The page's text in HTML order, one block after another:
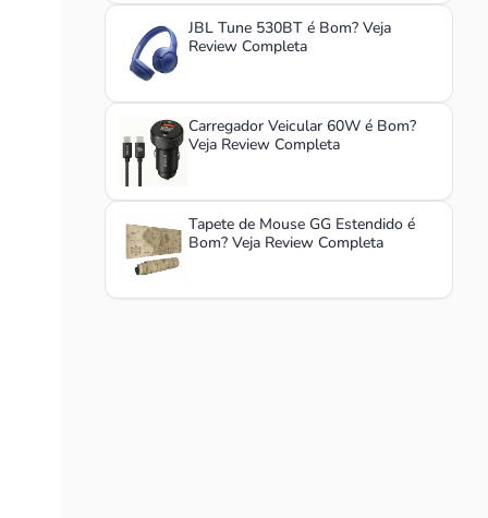
JBL Tune 530BT é Bom? Veja
Review Completa
Carregador Veicular 60W é Bom?
Veja Review Completa
Tapete de Mouse GG Estendido é
Bom? Veja Review Completa